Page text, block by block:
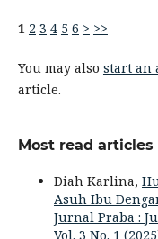
1 2 3 4 5 6 > >>
You may also start an
article.
Most read
Diah Karlina,
Asuh Ibu
Jurnal Praba :
Vol. 3 No. 1